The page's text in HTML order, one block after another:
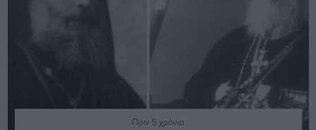
Πριν 5 χρόνια